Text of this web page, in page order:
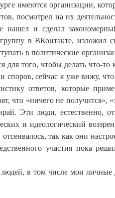
имеются организации,
посмотрел на их
нашел и сделал
группу в ВКонтакте,
в политические
для того, чтобы делать что-
споров, сейчас я уже вижу,
ответов, которые
что «ничего не получится»,
Эти люди, естественно,
и идеологический
так как они
участия пока
людей, в том числе мои